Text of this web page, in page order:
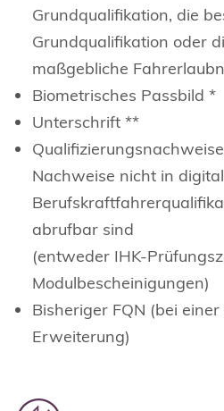
Grundqualifikation, die
Grundqualifikation oder
maßgebliche
Biometrisches Passbild *
Unterschrift **
Nachweise nicht in
abrufbar sind
(entweder IHK-
Modulbescheinigungen)
Bisheriger FQN (bei
Erweiterung)